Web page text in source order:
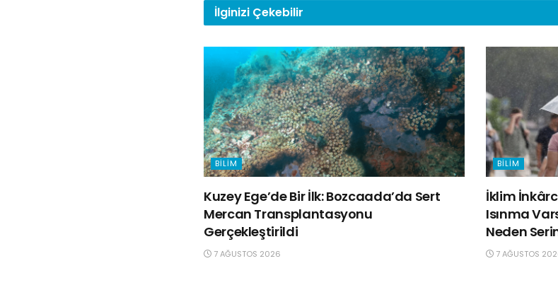
İlginizi Çekebilir
BILIM
Kuzey Ege’de Bir İlk: Bozcaada’da Sert
Mercan Transplantasyonu
Gerçekleştirildi
7 AĞUSTOS 2026
BILIM
İklim
Isınma
Neden
7 AĞUSTOS